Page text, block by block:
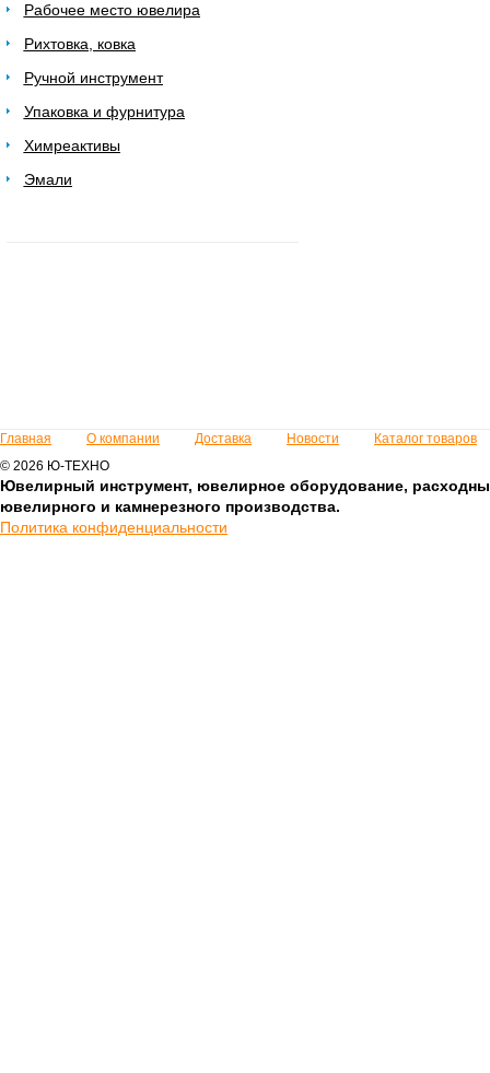
Рабочее место ювелира
Рихтовка, ковка
Ручной инструмент
Упаковка и фурнитура
Химреактивы
Эмали
Главная О компании Доставка Новости
Каталог товаров
© 2026 Ю-ТЕХНО
Ювелирный инструмент, ювелирное оборудование,
ювелирного и камнерезного производства.
Политика конфиденциальности